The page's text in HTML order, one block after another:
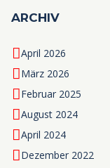
ARCHIV
April 2026
März 2026
Februar 2025
August 2024
April 2024
Dezember 2022